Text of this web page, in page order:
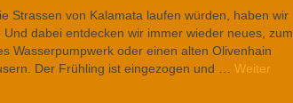
Strassen von Kalamata laufen würden, haben wir
dabei entdecken wir immer wieder neues, zum
Wasserpumpwerk oder einen alten Olivenhain
Der Frühling ist eingezogen und … Weiter